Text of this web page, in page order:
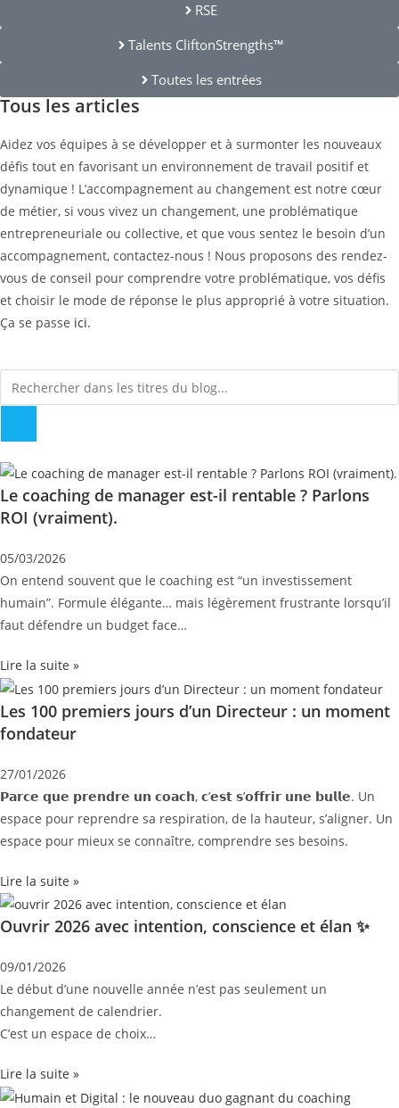
RSE
Talents CliftonStrengths™
Toutes les entrées
Tous les articles
Aidez vos équipes à se développer et à surmonter les nouveaux
défis tout en favorisant un environnement de travail positif et
dynamique ! L’accompagnement au changement est notre cœur
de métier, si vous vivez un changement, une problématique
entrepreneuriale ou collective, et que vous sentez le besoin d’un
accompagnement, contactez-nous ! Nous proposons des rendez-
vous de conseil pour comprendre votre problématique, vos défis
et choisir le mode de réponse le plus approprié à votre situation.
Ça se passe ici.
Le coaching de manager est-il rentable ? Parlons
ROI (vraiment).
05/03/2026
On entend souvent que le coaching est “un investissement
humain”. Formule élégante… mais légèrement frustrante lorsqu’il
faut défendre un budget face…
Lire la suite »
Les 100 premiers jours d’un Directeur : un moment
fondateur
27/01/2026
𝗣𝗮𝗿𝗰𝗲 𝗾𝘂𝗲 𝗽𝗿𝗲𝗻𝗱𝗿𝗲 𝘂𝗻 𝗰𝗼𝗮𝗰𝗵, 𝗰’𝗲𝘀𝘁 𝘀’𝗼𝗳𝗳𝗿𝗶𝗿 𝘂𝗻𝗲 𝗯𝘂𝗹𝗹𝗲. Un
espace pour reprendre sa respiration, de la hauteur, s’aligner. Un
espace pour mieux se connaître, comprendre ses besoins.
Lire la suite »
Ouvrir 2026 avec intention, conscience et élan ✨
09/01/2026
Le début d’une nouvelle année n’est pas seulement un
changement de calendrier.
C’est un espace de choix…
Lire la suite »